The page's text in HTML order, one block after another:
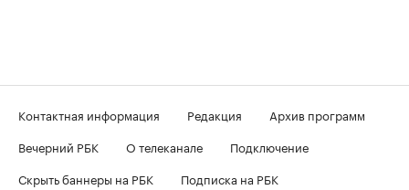
Контактная информация Редакция
Архив программ
Вечерний РБК
О телеканале
Подключение
Скрыть баннеры на РБК
Подписка на РБК